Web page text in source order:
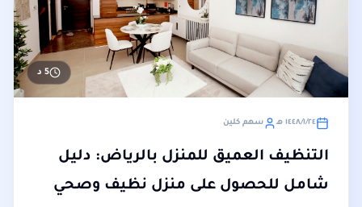
5 د
٢٤‏/١‏/١٤٤٨ هـ سهم كلين
التنظيف العميق للمنزل بالرياض: دليل
شامل للحصول على منزل نظيف وصحي